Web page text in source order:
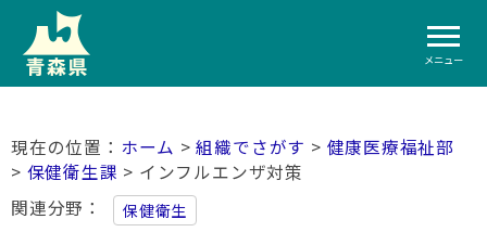
メニュー
ホーム >組織でさがす > 健康医療福祉部
> 保健衛生課 > インフルエンザ対策
関連分野
保健衛生